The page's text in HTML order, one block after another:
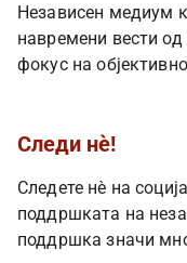
Независен медиум
навремени вести
фокус на
Следи нè!
Следете нè на
поддршката на
поддршка значи